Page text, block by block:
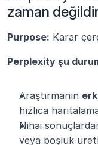
zaman değildir
Purpose: Karar
Perplexity şu
Araştırmanın
hızlıca
Nihai
veya boşluk